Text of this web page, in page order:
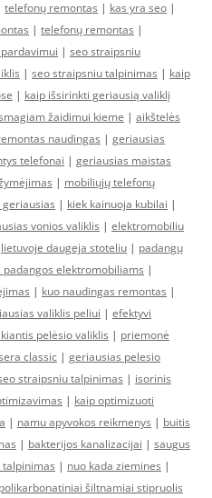
telefonų remontas | kas yra seo |
| telefonų remontas |
| seo straipsniu
| seo straipsniu talpinimas | kaip
| kaip išsirinkti geriausią valiklį
žaidimui kieme | aikštelės
naudingas | geriausias
telefonai | geriausias maistas
| mobiliųjų telefonų
| kiek kainuoja kubilai |
vonios valiklis | elektromobiliu
lietuvoje daugeja stoteliu | padangų
padangos elektromobiliams |
| kuo naudingas remontas |
valiklis peliui | efektyvi
pelėsio valiklis | priemonė
classic | geriausias pelesio
straipsniu talpinimas | isorinis
| kaip optimizuoti
| namu apyvokos reikmenys | buitis
| bakterijos kanalizacijai | saugus
| nuo kada ziemines |
polikarbonatiniai šiltnamiai stipruolis